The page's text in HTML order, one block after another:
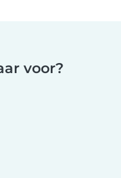
voor?